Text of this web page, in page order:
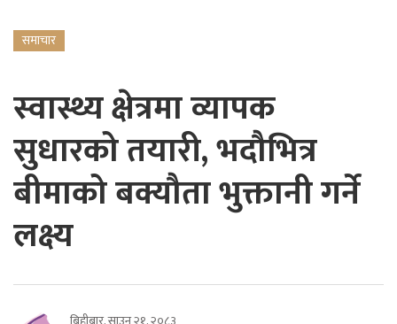
समाचार
स्वास्थ्य क्षेत्रमा व्यापक
सुधारको तयारी, भदौभित्र
बीमाको बक्यौता भुक्तानी गर्ने
लक्ष्य